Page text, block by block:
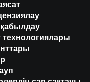
технологиялары